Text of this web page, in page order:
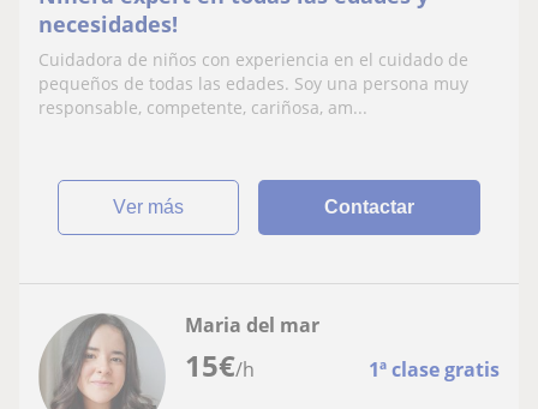
necesidades!
Cuidadora de niños con experiencia en el cuidado de
pequeños de todas las edades. Soy una persona muy
responsable, competente, cariñosa, am...
ver más Contactar
15€/h 1ª clase gratis
Maria del mar